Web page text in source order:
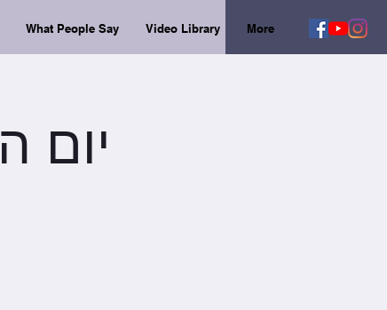
What People Say Video Library More